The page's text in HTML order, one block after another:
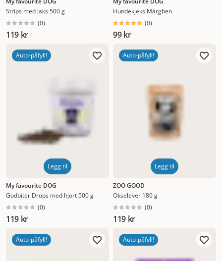
Strips med laks 500 g
(0)
119 kr
Hundekjeks Märgben
(0)
99 kr
Auto-påfyll!
Legg til
My favourite DOG
Godbiter Drops med hjort 500 g
(0)
119 kr
Auto-påfyll!
Legg til
ZOO GOOD
Okselever 180 g
(0)
119 kr
Auto-påfyll! Auto-påfyll!